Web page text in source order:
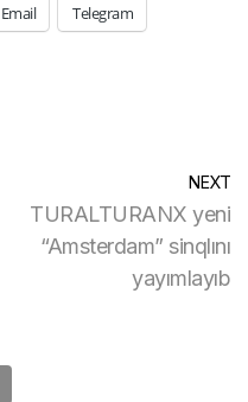
Email Telegram
NEXT
TURALTURANX yeni
“Amsterdam” sinqlını
yayımlayıb